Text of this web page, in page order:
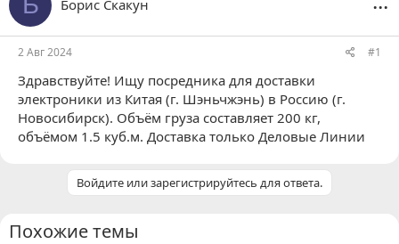
Борис Скакун
2 Авг 2024 #1
Здравствуйте! Ищу посредника для доставки
электроники из Китая (г. Шэньчжэнь) в Россию (г.
Новосибирск). Объём груза составляет 200 кг,
объёмом 1.5 куб.м. Доставка только Деловые Линии
Войдите или зарегистрируйтесь для ответа.
Похожие темы